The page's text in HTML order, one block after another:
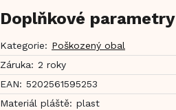
Doplňkové parametry
Kategorie: Poškozený obal
Záruka: 2 roky
EAN: 5202561595253
Materiál pláště: plast